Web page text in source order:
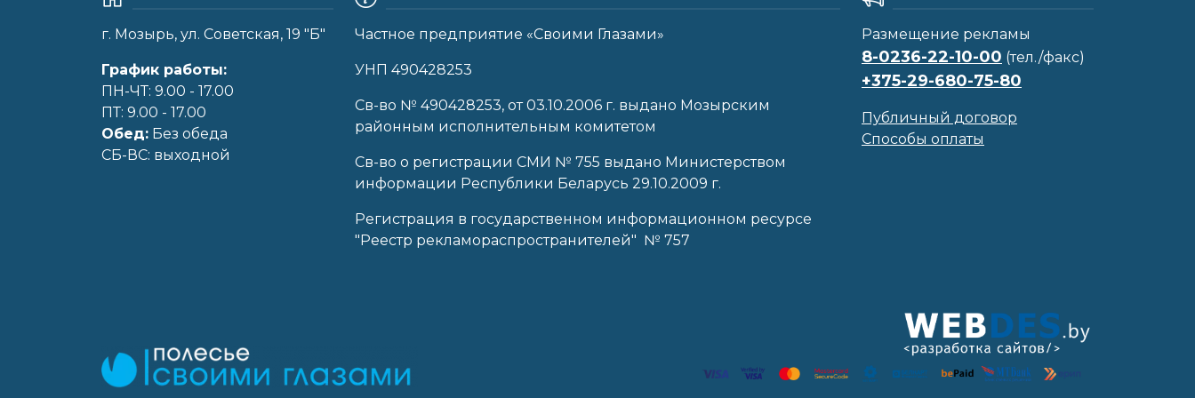
г. Мозырь, ул. Советская, 19 "Б"
График работы:
ПН-ЧТ: 9.00 - 17.00
ПТ: 9.00 - 17.00
Обед: Без обеда
CБ-ВС: выходной
Частное предприятие «Своими Глазами»
УНП 490428253
Cв-во № 490428253, от 03.10.2006 г. выдано Мозырским
районным исполнительным комитетом
Св-во о регистрации СМИ № 755 выдано Министерством
информации Республики Беларусь 29.10.2009 г.
Регистрация в государственном информационном ресурсе
"Реестр рекламораспространителей" № 757
Размещение рекламы
8-0236-22-10-00 (тел./факс)
+375-29-680-75-80
Публичный договор
Способы оплаты